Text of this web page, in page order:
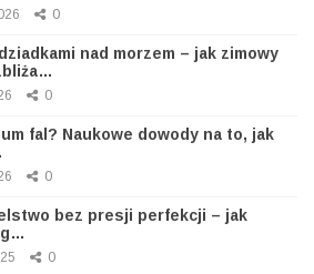
0
nad morzem – jak zimowy
0
fal? Naukowe dowody na to, jak
0
bez presji perfekcji – jak
0